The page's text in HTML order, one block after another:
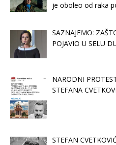
je oboleo od raka
SAZNAJEMO:
POJAVIO U SELU
NARODNI
STEFANA
STEFAN